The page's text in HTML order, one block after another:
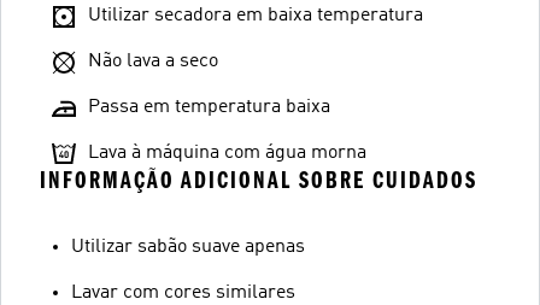
Utilizar secadora em baixa temperatura
Não lava a seco
Passa em temperatura baixa
Lava à máquina com água morna
INFORMAÇÃO ADICIONAL SOBRE CUIDADOS
Utilizar sabão suave apenas
Lavar com cores similares